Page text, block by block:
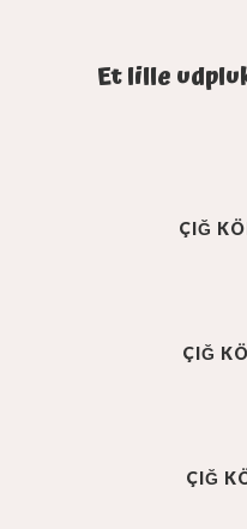
Et lille
ÇIĞ
ÇIĞ
ÇIĞ